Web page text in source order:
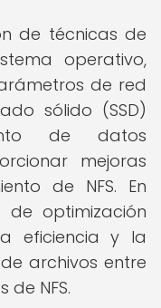
de técnicas de
operativo,
de red
sólido (SSD)
de datos
mejoras
de NFS. En
de optimización
eficiencia y la
archivos entre
de NFS.